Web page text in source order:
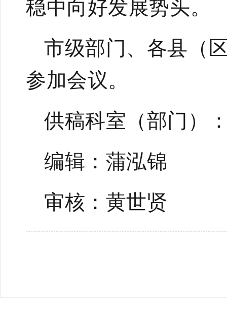
稳中向好发展势头。
市级部门、各县（
参加会议。
供稿科室（部门）
编辑：蒲泓锦
审核：黄世贤